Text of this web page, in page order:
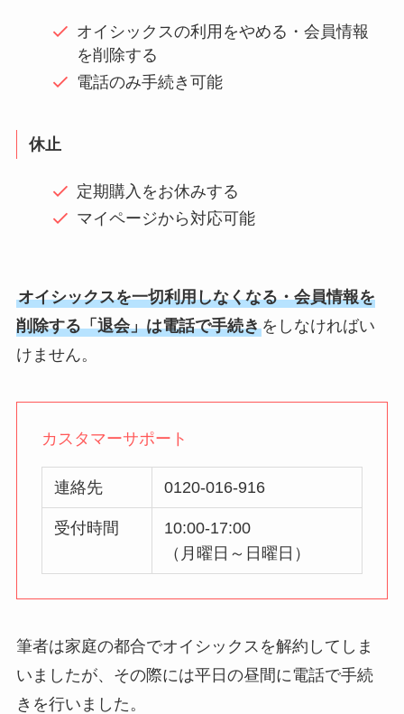
オイシックスの利用をやめる・会員情報
を削除する
電話のみ手続き可能
休止
定期購入をお休みする
マイページから対応可能
オイシックスを一切利用しなくなる・会員情報を
削除する「退会」は電話で手続きをしなければい
けません。
カスタマーサポート
連絡先 0120-016-916
受付時間
10:00-17:00
（月曜日～日曜日）
筆者は家庭の都合でオイシックスを解約してしま
いましたが、その際には平日の昼間に電話で手続
きを行いました。